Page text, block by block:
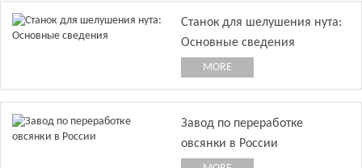
Станок для шелушения нута:
Основные сведения
MORE
Завод по переработке
овсянки в России